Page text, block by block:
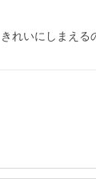
れいにしまえる